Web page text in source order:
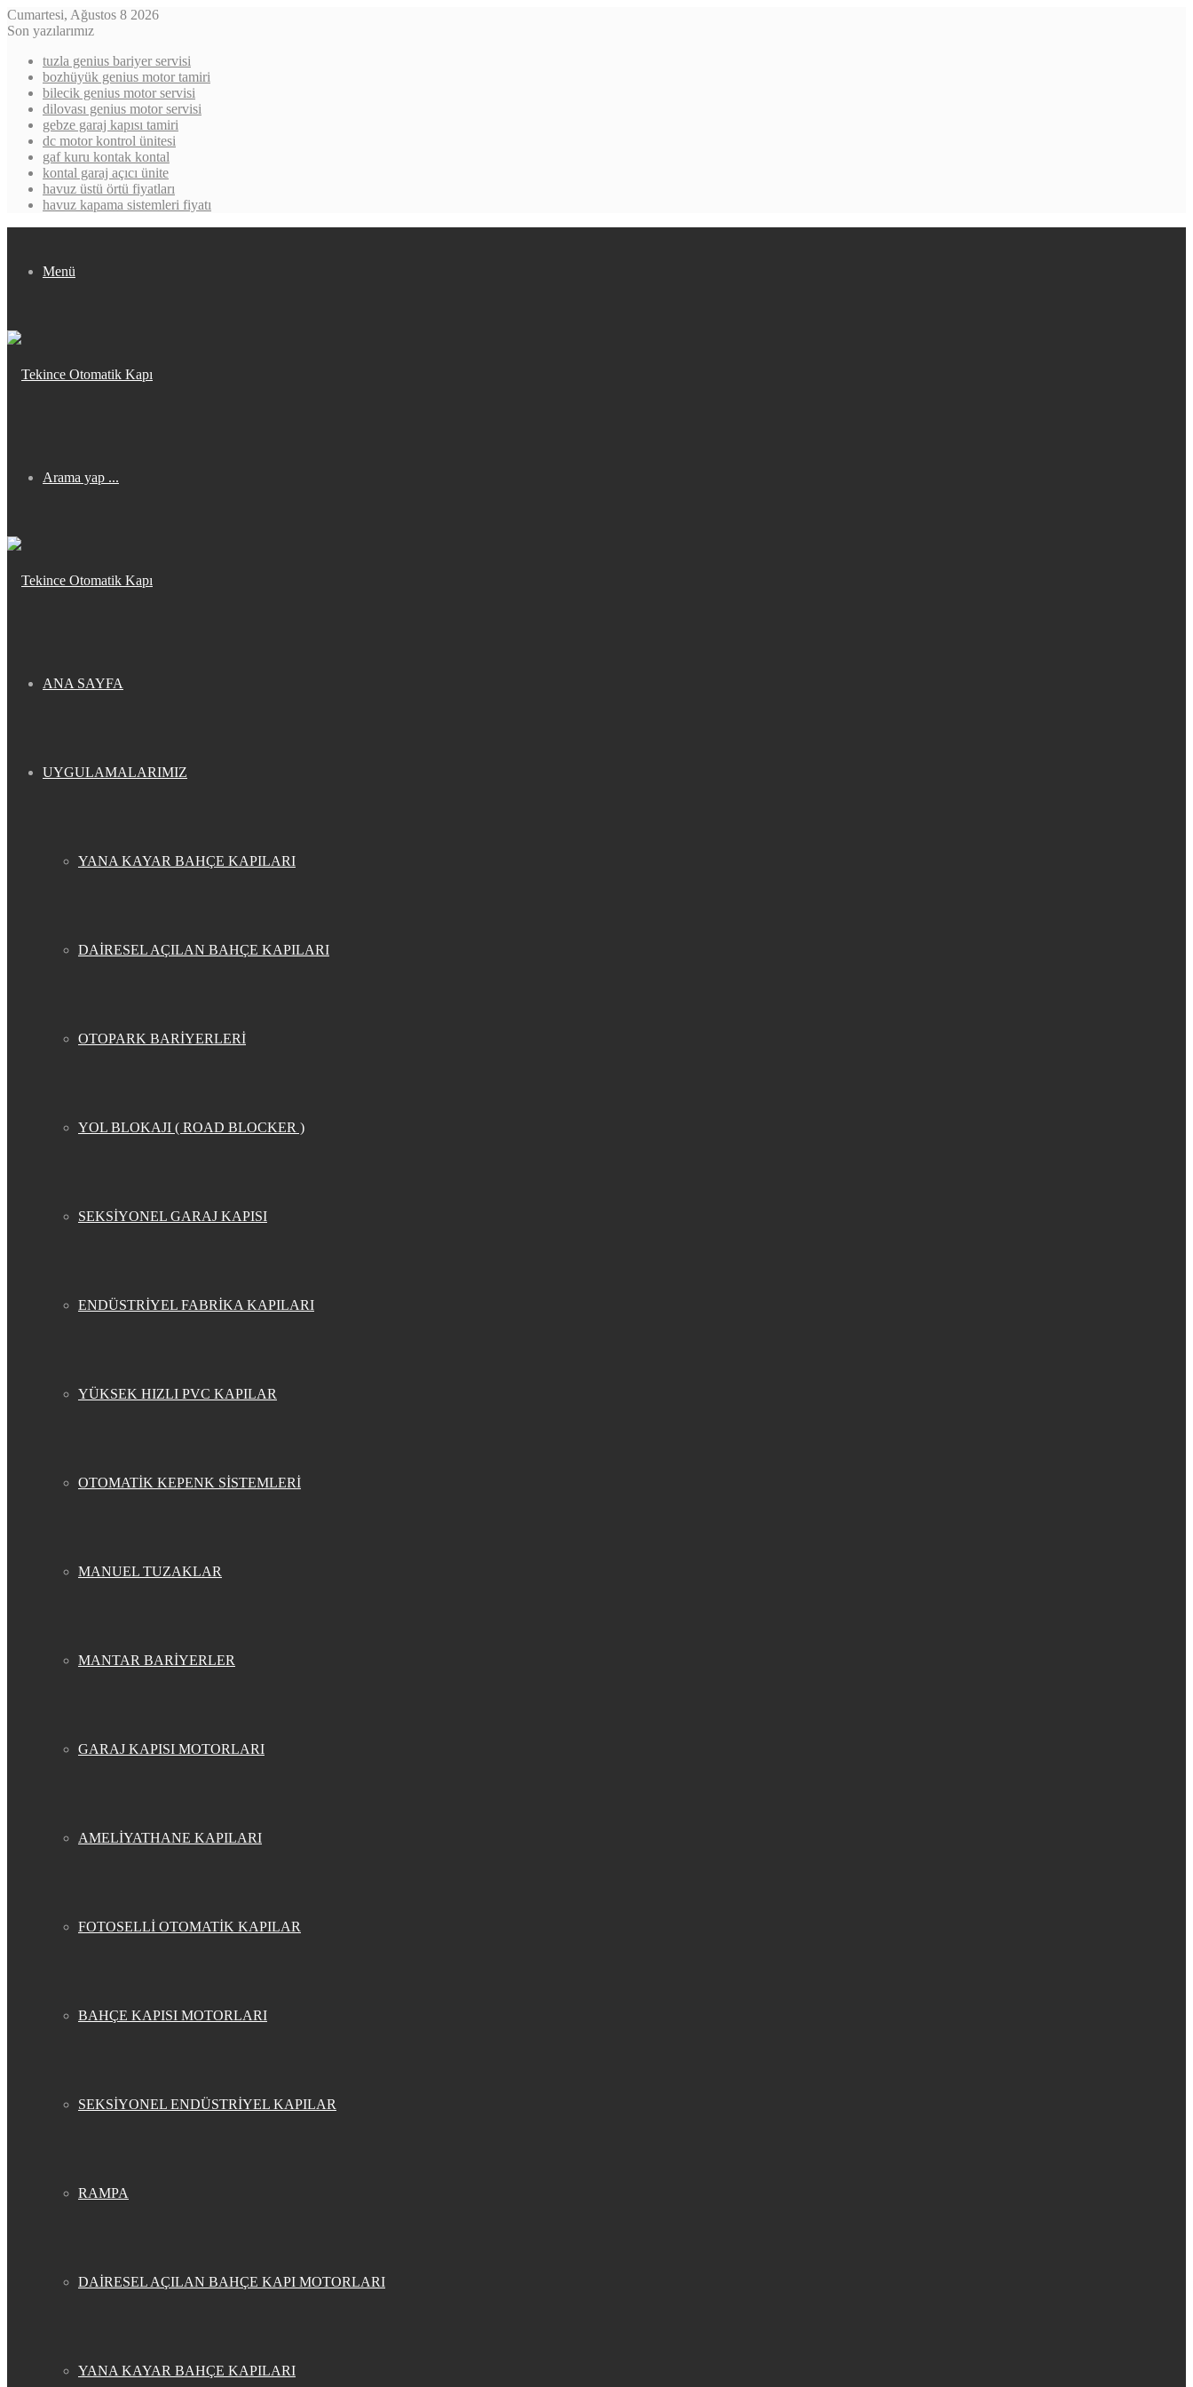
Cumartesi, Ağustos 8 2026
Son yazılarımız
tuzla genius bariyer servisi
bozhüyük genius motor tamiri
bilecik genius motor servisi
dilovası genius motor servisi
gebze garaj kapısı tamiri
dc motor kontrol ünitesi
gaf kuru kontak kontal
kontal garaj açıcı ünite
havuz üstü örtü fiyatları
havuz kapama sistemleri fiyatı
Menü
Arama yap ...
ANA SAYFA
UYGULAMALARIMIZ
YANA KAYAR BAHÇE KAPILARI
DAİRESEL AÇILAN BAHÇE KAPILARI
OTOPARK BARİYERLERİ
YOL BLOKAJI ( ROAD BLOCKER )
SEKSİYONEL GARAJ KAPISI
ENDÜSTRİYEL FABRİKA KAPILARI
YÜKSEK HIZLI PVC KAPILAR
OTOMATİK KEPENK SİSTEMLERİ
MANUEL TUZAKLAR
MANTAR BARİYERLER
GARAJ KAPISI MOTORLARI
AMELİYATHANE KAPILARI
FOTOSELLİ OTOMATİK KAPILAR
BAHÇE KAPISI MOTORLARI
SEKSİYONEL ENDÜSTRİYEL KAPILAR
RAMPA
DAİRESEL AÇILAN BAHÇE KAPI MOTORLARI
YANA KAYAR BAHÇE KAPILARI